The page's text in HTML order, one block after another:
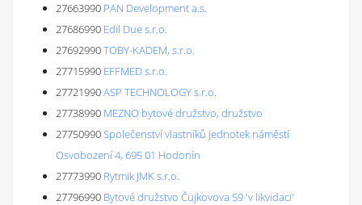
27663990 PAN Development a.s.
27686990 Edil Due s.r.o.
27692990TOBY-KADEM, s.r.o.
27715990 EFFMED s.r.o.
27721990ASP TECHNOLOGY s.r.o.
27738990 MEZNO bytové družstvo, družstvo
27750990Společenství vlastníků jednotek náměstí
Osvobození 4, 695 01 Hodonín
27773990 Rytmik JMK s.r.o.
27796990 Bytové družstvo Čujkovova 59 'v likvidaci'